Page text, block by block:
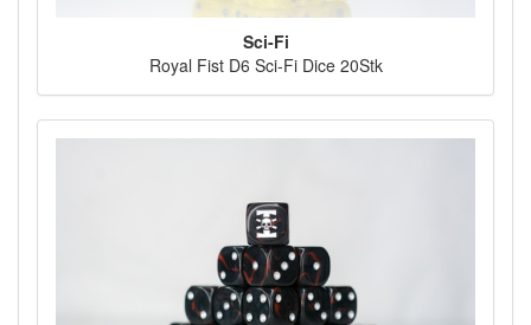
Sci-Fi
Royal Fist D6 Sci-Fi Dice 20Stk